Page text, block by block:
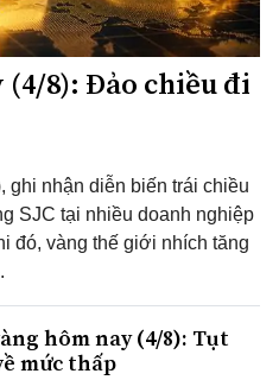
(4/8): Đảo chiều đi
ghi nhận diễn biến trái chiều
SJC tại nhiều doanh nghiệp
đó, vàng thế giới nhích tăng
hôm nay (4/8): Tụt
mức thấp